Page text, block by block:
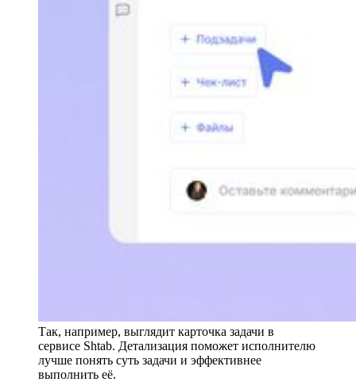
Так, например, выглядит карточка задачи в
сервисе Shtab. Детализация поможет исполнителю
лучше понять суть задачи и эффективнее
выполнить её.